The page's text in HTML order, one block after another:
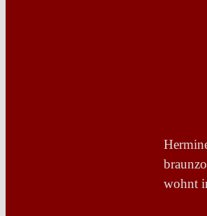
wohnt